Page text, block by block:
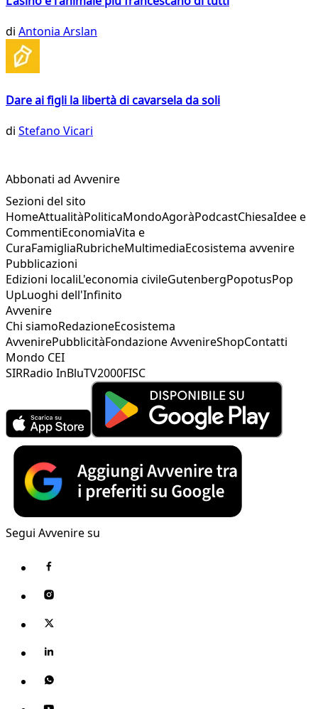
di Antonia Arslan
Dare ai figli la libertà di cavarsela da soli
di Stefano Vicari
Abbonati ad Avvenire
Sezioni del sito
HomeAttualitàPoliticaMondoAgoràPodcastChiesaIdee e
CommentiEconomiaVita e
CuraFamigliaRubricheMultimediaEcosistema avvenire
Pubblicazioni
Edizioni localiL'economia civileGutenbergPopotusPop
UpLuoghi dell'Infinito
Avvenire
Chi siamoRedazioneEcosistema
AvvenirePubblicitàFondazione AvvenireShopContatti
Mondo CEI
SIRRadio InBluTV2000FISC
Segui Avvenire su